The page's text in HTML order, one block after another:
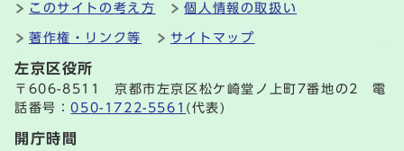
このサイトの考え方 個人情報の取扱い
著作権・リンク等 サイトマップ
左京区役所
〒606-8511 京都市左京区松ケ崎堂ノ上町7番地の2 電
話番号：050-1722-5561 (代表)
開庁時間